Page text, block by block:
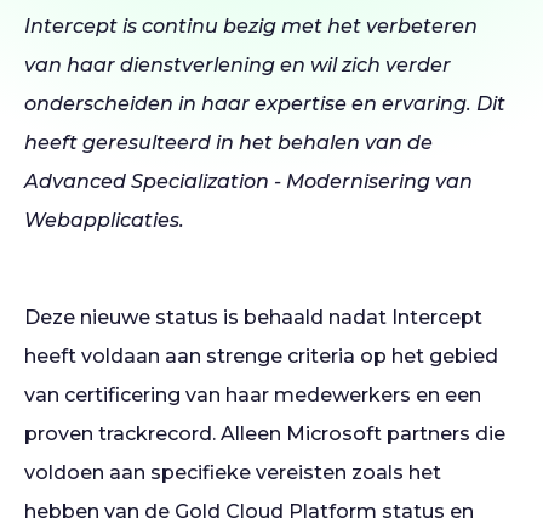
Intercept is continu bezig met het verbeteren
van haar dienstverlening en wil zich verder
onderscheiden in haar expertise en ervaring. Dit
heeft geresulteerd in het behalen van de
Advanced Specialization - Modernisering van
Webapplicaties.
Deze nieuwe status is behaald nadat Intercept
heeft voldaan aan strenge criteria op het gebied
van certificering van haar medewerkers en een
proven trackrecord. Alleen Microsoft partners die
voldoen aan specifieke vereisten zoals het
hebben van de Gold Cloud Platform status en